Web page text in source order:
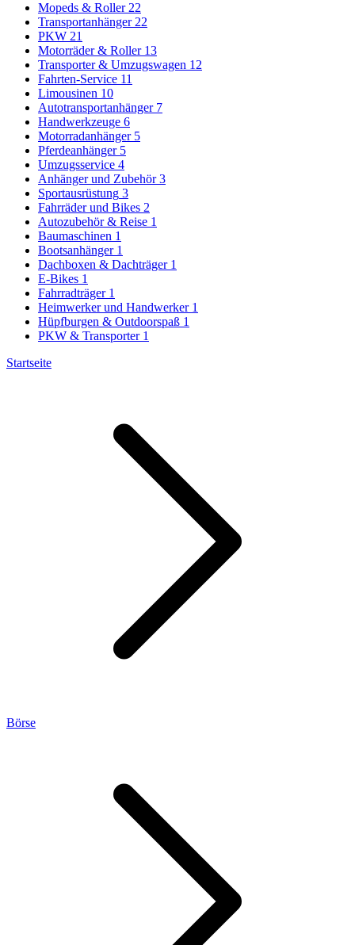
Mopeds & Roller 22
Transportanhänger 22
PKW 21
Motorräder & Roller 13
Transporter & Umzugswagen 12
Fahrten-Service 11
Limousinen 10
Autotransportanhänger 7
Handwerkzeuge 6
Motorradanhänger 5
Pferdeanhänger 5
Umzugsservice 4
Anhänger und Zubehör 3
Sportausrüstung 3
Fahrräder und Bikes 2
Autozubehör & Reise 1
Baumaschinen 1
Bootsanhänger 1
Dachboxen & Dachträger 1
E-Bikes 1
Fahrradträger 1
Heimwerker und Handwerker 1
Hüpfburgen & Outdoorspaß 1
PKW & Transporter 1
Startseite
Börse